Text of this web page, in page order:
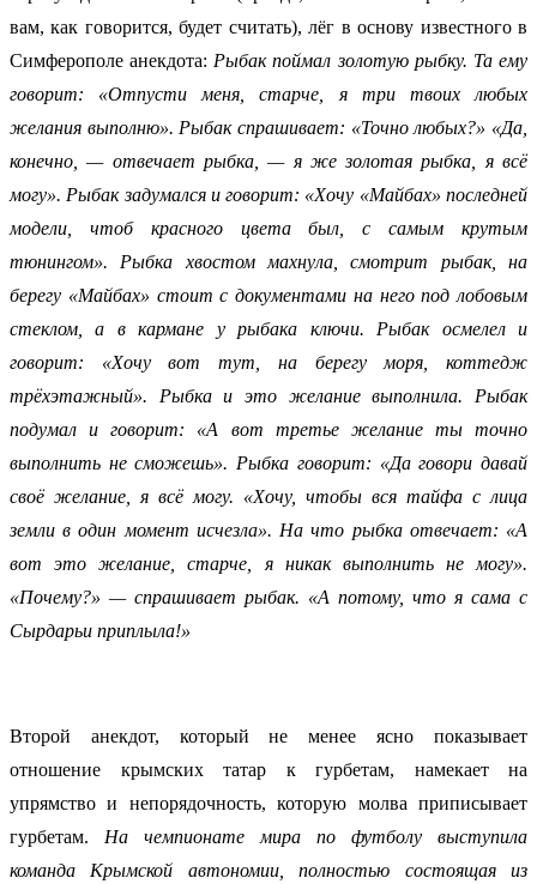
вам, как говорится, будет считать), лёг в основу известного в
Симферополе анекдота:Рыбак поймал золотую рыбку. Та ему
говорит: «Отпусти меня, старче, я три твоих любых
желания выполню». Рыбак спрашивает: «Точно любых?» «Да,
конечно, — отвечает рыбка, — я же золотая рыбка, я всё
могу». Рыбак задумался и говорит: «Хочу «Майбах» последней
модели, чтоб красного цвета был, с самым крутым
тюнингом». Рыбка хвостом махнула, смотрит рыбак, на
берегу «Майбах» стоит с документами на него под лобовым
стеклом, а в кармане у рыбака ключи. Рыбак осмелел и
говорит: «Хочу вот тут, на берегу моря, коттедж
трёхэтажный». Рыбка и это желание выполнила. Рыбак
подумал и говорит: «А вот третье желание ты точно
выполнить не сможешь». Рыбка говорит: «Да говори давай
своё желание, я всё могу. «Хочу, чтобы вся тайфа с лица
земли в один момент исчезла». На что рыбка отвечает: «А
вот это желание, старче, я никак выполнить не могу».
«Почему?» — спрашивает рыбак. «А потому, что я сама с
Сырдарьи приплыла!»
Второй анекдот, который не менее ясно показывает
отношение крымских татар к гурбетам, намекает на
упрямство и непорядочность, которую молва приписывает
гурбетам. На чемпионате мира по футболу выступила
команда Крымской автономии, полностью состоящая из